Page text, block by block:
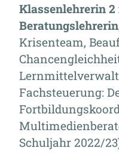
Klassenlehrerin
Krisenteam,
Fachsteuerung:
Schuljahr 2022/